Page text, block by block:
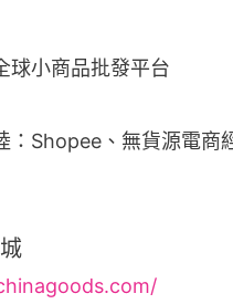
球小商品批發平台